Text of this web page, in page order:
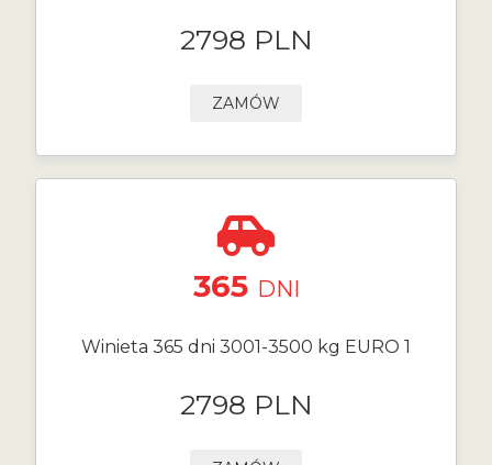
2798 PLN
ZAMÓW
365 DNI
Winieta 365 dni 3001-3500 kg EURO 1
2798 PLN